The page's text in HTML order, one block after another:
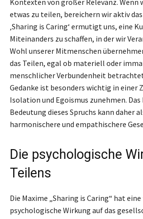
etwas zu teilen, bereichern wir aktiv das
‚Sharing is Caring‘ ermutigt uns, eine
Miteinanders zu schaffen, in der wir
Wohl unserer Mitmenschen
das Teilen, egal ob materiell oder
menschlicher Verbundenheit
Gedanke ist besonders wichtig in einer
Isolation und Egoismus zunehmen.
Bedeutung dieses Spruchs kann daher
harmonischere und empathischere
Die psychologische
Teilens
Die Maxime „Sharing is Caring“ hat
psychologische Wirkung auf das